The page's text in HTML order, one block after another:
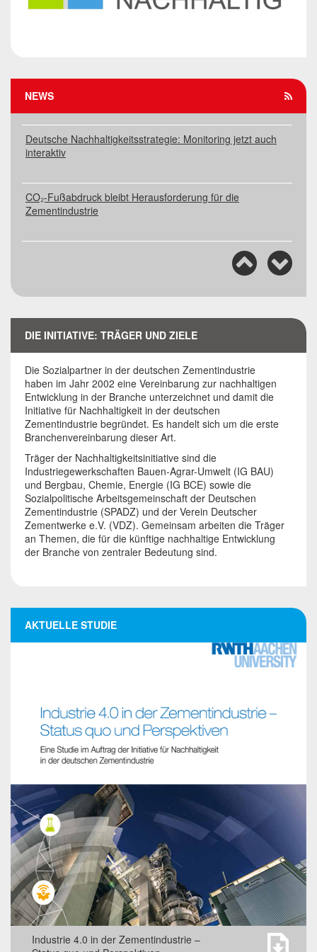
NEWS
Deutsche Zementindustrie auf dem Weg in eine CO₂-
freie Zukunft
Deutsche Nachhaltigkeitsstrategie: Monitoring jetzt auch
interaktiv
CO₂-Fußabdruck bleibt Herausforderung für die
Zementindustrie
Workshop: Perspektiven für CO₂-Infrastruktur in NRW
Deutsche Zementindustrie auf dem Weg in eine CO₂-
freie Zukunft
DIE INITIATIVE: TRÄGER UND ZIELE
Die Sozialpartner in der deutschen Zementindustrie
haben im Jahr 2002 eine Vereinbarung zur nachhaltigen
Entwicklung in der Branche unterzeichnet und damit die
Initiative für Nachhaltigkeit in der deutschen
Zementindustrie begründet. Es handelt sich um die erste
Branchenvereinbarung dieser Art.
Träger der Nachhaltigkeitsinitiative sind die
Industriegewerkschaften Bauen-Agrar-Umwelt (IG BAU)
und Bergbau, Chemie, Energie (IG BCE) sowie die
Sozialpolitische Arbeitsgemeinschaft der Deutschen
Zementindustrie (SPADZ) und der Verein Deutscher
Zementwerke e.V. (VDZ). Gemeinsam arbeiten die Träger
an Themen, die für die künftige nachhaltige Entwicklung
der Branche von zentraler Bedeutung sind.
AKTUELLE STUDIE
Industrie 4.0 in der Zementindustrie –
Rohstoffversorgung und
Ressourcenproduktivität in der
deutschen Zementindustrie
Studie zur Beschäftigung in der
Zementindustrie